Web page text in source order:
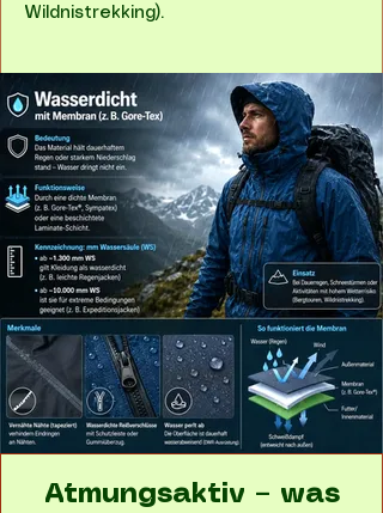
Wildnistrekking).
Atmungsaktiv – was